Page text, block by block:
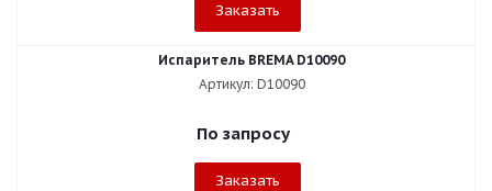
Заказать
Испаритель BREMA D10090
Артикул: D10090
По запросу
Заказать